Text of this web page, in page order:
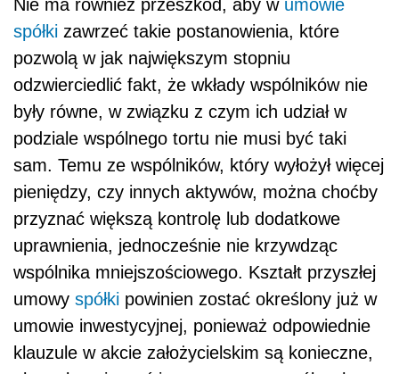
Nie ma również przeszkód, aby w umowie
spółki zawrzeć takie postanowienia, które
pozwolą w jak największym stopniu
odzwierciedlić fakt, że wkłady wspólników nie
były równe, w związku z czym ich udział w
podziale wspólnego tortu nie musi być taki
sam. Temu ze wspólników, który wyłożył więcej
pieniędzy, czy innych aktywów, można choćby
przyznać większą kontrolę lub dodatkowe
uprawnienia, jednocześnie nie krzywdząc
wspólnika mniejszościowego. Kształt przyszłej
umowy spółki powinien zostać określony już w
umowie inwestycyjnej, ponieważ odpowiednie
klauzule w akcie założycielskim są konieczne,